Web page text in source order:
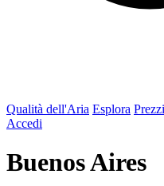
Qualità dell'Aria Esplora Prezzi
Accedi
Buenos Aires